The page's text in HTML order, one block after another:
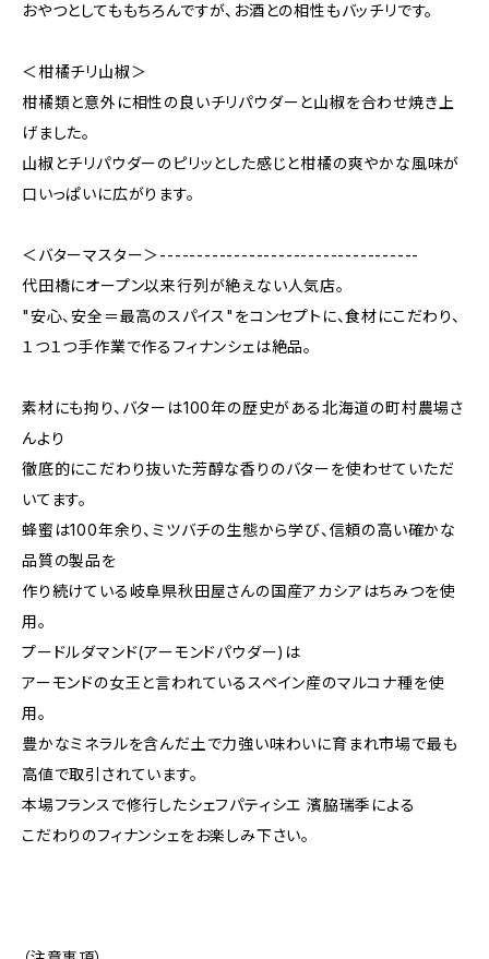
おやつとしてももちろんですが、お酒との相性もバッチリです。
＜柑橘チリ山椒＞
柑橘類と意外に相性の良いチリパウダーと山椒を合わせ焼き上
げました。
山椒とチリパウダーのピリッとした感じと柑橘の爽やかな風味が
口いっぱいに広がります。
＜バターマスター＞-----------------------------------
代田橋にオープン以来行列が絶えない人気店。
"安心、安全＝最高のスパイス"をコンセプトに、食材にこだわり、
１つ１つ手作業で作るフィナンシェは絶品。
素材にも拘り、バターは100年の歴史がある北海道の町村農場さ
んより
徹底的にこだわり抜いた芳醇な香りのバターを使わせていただ
いてます。
蜂蜜は100年余り、ミツバチの生態から学び、信頼の高い確かな
品質の製品を
作り続けている岐阜県秋田屋さんの国産アカシアはちみつを使
用。
プードルダマンド(アーモンドパウダー)は
アーモンドの女王と言われているスペイン産のマルコナ種を使
用。
豊かなミネラルを含んだ土で力強い味わいに育まれ市場で最も
高値で取引されています。
本場フランスで修行したシェフパティシエ 濱脇瑞季による
こだわりのフィナンシェをお楽しみ下さい。